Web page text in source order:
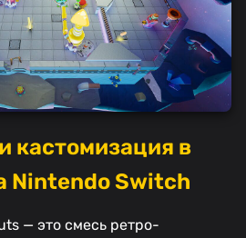
кастомизация в
Nintendo Switch
— это смесь ретро-